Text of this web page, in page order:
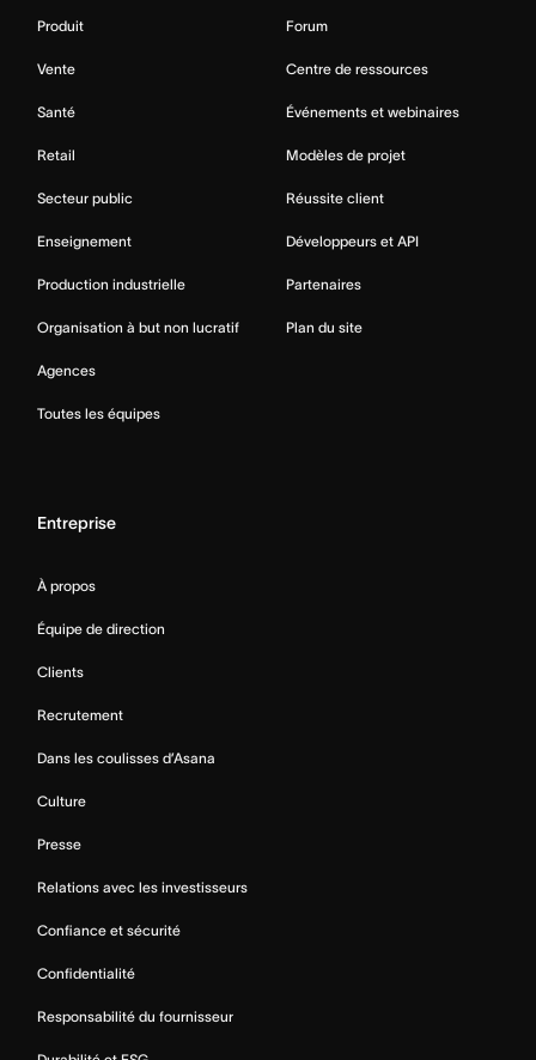
Produit
Vente
Santé
Retail
Secteur public
Enseignement
Production industrielle
Organisation à but non lucratif
Agences
Toutes les équipes
Forum
Centre de ressources
Événements et webinaires
Modèles de projet
Réussite client
Développeurs et API
Partenaires
Plan du site
Entreprise
À propos
Équipe de direction
Clients
Recrutement
Dans les coulisses d’Asana
Culture
Presse
Relations avec les investisseurs
Confiance et sécurité
Confidentialité
Responsabilité du fournisseur